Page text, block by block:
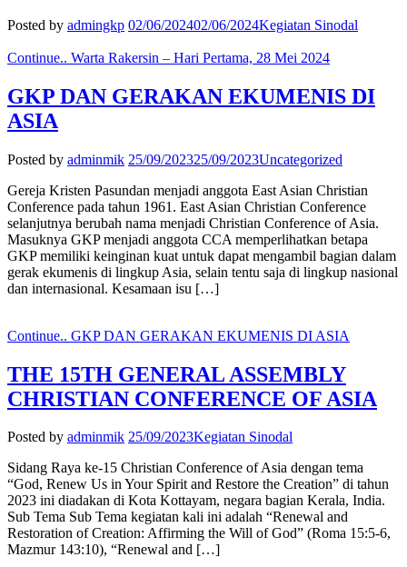
Posted by admingkp 02/06/202402/06/2024Kegiatan Sinodal
Continue.. Warta Rakersin – Hari Pertama, 28 Mei 2024
GKP DAN GERAKAN EKUMENIS DI
ASIA
Posted by adminmik 25/09/202325/09/2023Uncategorized
Gereja Kristen Pasundan menjadi anggota East Asian Christian
Conference pada tahun 1961. East Asian Christian Conference
selanjutnya berubah nama menjadi Christian Conference of Asia.
Masuknya GKP menjadi anggota CCA memperlihatkan betapa
GKP memiliki keinginan kuat untuk dapat mengambil bagian dalam
gerak ekumenis di lingkup Asia, selain tentu saja di lingkup nasional
dan internasional. Kesamaan isu […]
Continue.. GKP DAN GERAKAN EKUMENIS DI ASIA
THE 15TH GENERAL ASSEMBLY
CHRISTIAN CONFERENCE OF ASIA
Posted by adminmik 25/09/2023Kegiatan Sinodal
Sidang Raya ke-15 Christian Conference of Asia dengan tema
“God, Renew Us in Your Spirit and Restore the Creation” di tahun
2023 ini diadakan di Kota Kottayam, negara bagian Kerala, India.
Sub Tema Sub Tema kegiatan kali ini adalah “Renewal and
Restoration of Creation: Affirming the Will of God” (Roma 15:5-6,
Mazmur 143:10), “Renewal and […]